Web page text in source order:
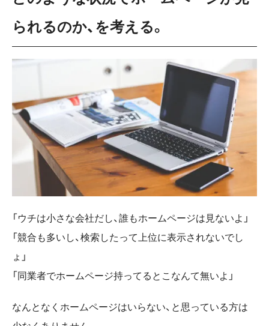
られるのか、を考える。
「ウチは小さな会社だし、誰もホームページは見ないよ」
「競合も多いし、検索したって上位に表示されないでし
ょ」
「同業者でホームページ持ってるとこなんて無いよ」
なんとなくホームページはいらない、と思っている方は